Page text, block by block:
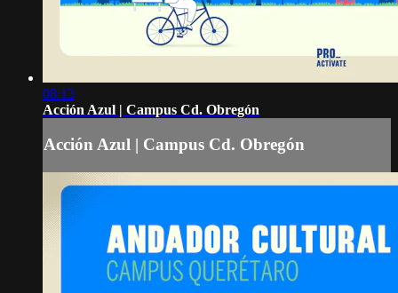
08:13
Acción Azul | Campus Cd. Obregón
Acción Azul | Campus Cd. Obregón